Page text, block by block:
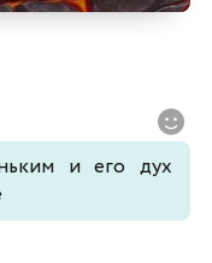
и его дух